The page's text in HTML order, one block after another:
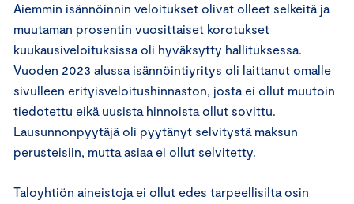
Aiemmin isännöinnin veloitukset olivat olleet selkeitä ja
muutaman prosentin vuosittaiset korotukset
kuukausiveloituksissa oli hyväksytty hallituksessa.
Vuoden 2023 alussa isännöintiyritys oli laittanut omalle
sivulleen erityisveloitushinnaston, josta ei ollut muutoin
tiedotettu eikä uusista hinnoista ollut sovittu.
Lausunnonpyytäjä oli pyytänyt selvitystä maksun
perusteisiin, mutta asiaa ei ollut selvitetty.
Taloyhtiön aineistoja ei ollut edes tarpeellisilta osin